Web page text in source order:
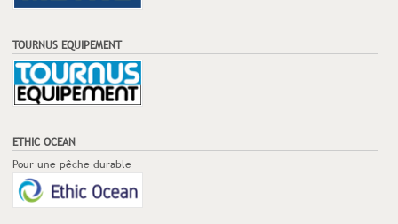
TOURNUS EQUIPEMENT
ETHIC OCEAN
Pour une pêche durable